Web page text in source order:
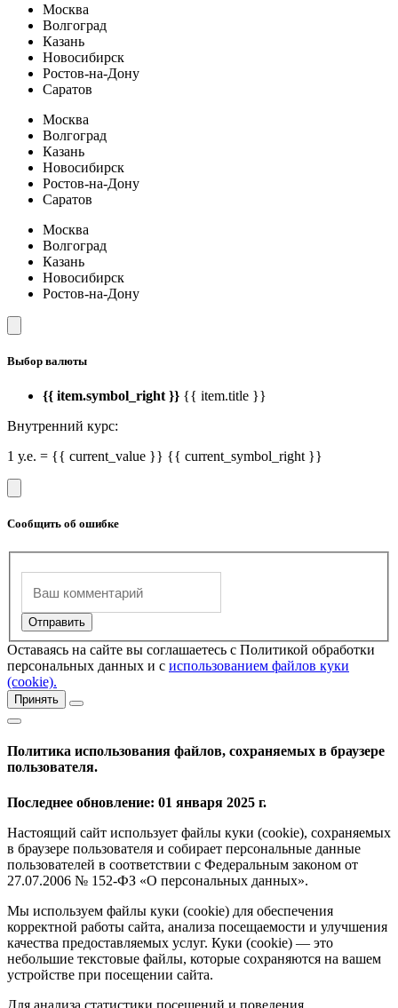
Москва
Волгоград
Казань
Новосибирск
Ростов-на-Дону
Саратов
Москва
Волгоград
Казань
Новосибирск
Ростов-на-Дону
Саратов
Москва
Волгоград
Казань
Новосибирск
Ростов-на-Дону
Выбор валюты
{{ item.symbol_right }} {{ item.title }}
Внутренний курс:
1 у.е. = {{ current_value }} {{ current_symbol_right }}
Сообщить об ошибке
Оставаясь на сайте вы соглашаетесь с Политикой обработки
персональных данных и с использованием файлов куки
(cookie).
Принять
Политика использования файлов, сохраняемых в браузере
пользователя.
Последнее обновление: 01 января 2025 г.
Настоящий сайт использует файлы куки (cookie), сохраняемых
в браузере пользователя и собирает персональные данные
пользователей в соответствии с Федеральным законом от
27.07.2006 № 152-ФЗ «О персональных данных».
Мы используем файлы куки (cookie) для обеспечения
корректной работы сайта, анализа посещаемости и улучшения
качества предоставляемых услуг. Куки (cookie) — это
небольшие текстовые файлы, которые сохраняются на вашем
устройстве при посещении сайта.
Для анализа статистики посещений и поведения